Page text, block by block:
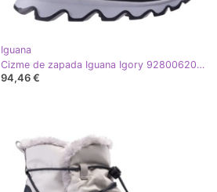
Iguana
Cizme de zapada Iguana Igory 92800620503 negru
94,46 €